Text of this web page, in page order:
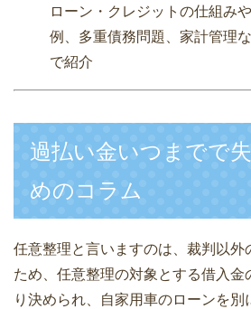
ローン・クレジットの仕組み
例、多重債務問題、家計管理
で紹介
過払い金いつまでで
めのコラム
任意整理と言いますのは、裁判以外
ため、任意整理の対象とする借入金
り決められ、自家用車のローンを別